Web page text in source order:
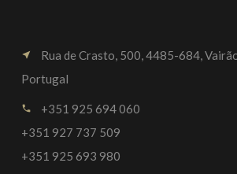
near_me
Rua de Crasto, 500, 4485-684,
Portugal
call
+351 925 694 060
+351 927 737 509
+351 925 693 980